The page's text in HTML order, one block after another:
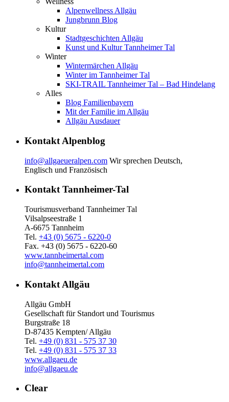
Alpenwellness Allgäu
Jungbrunn Blog
Kultur
Stadtgeschichten Allgäu
Kunst und Kultur Tannheimer Tal
Winter
Wintermärchen Allgäu
Winter im Tannheimer Tal
SKI-TRAIL Tannheimer Tal – Bad Hindelang
Alles
Blog Familienbayern
Mit der Familie im Allgäu
Allgäu Ausdauer
Kontakt Alpenblog
info@allgaeueralpen.com Wir sprechen Deutsch,
Englisch und Französisch
Kontakt Tannheimer-Tal
Tourismusverband Tannheimer Tal
Vilsalpseestraße 1
A-6675 Tannheim
Tel. +43 (0) 5675 - 6220-0
Fax. +43 (0) 5675 - 6220-60
www.tannheimertal.com
info@tannheimertal.com
Kontakt Allgäu
Allgäu GmbH
Gesellschaft für Standort und Tourismus
Burgstraße 18
D-87435 Kempten/ Allgäu
Tel. +49 (0) 831 - 575 37 30
Tel. +49 (0) 831 - 575 37 33
www.allgaeu.de
info@allgaeu.de
Clear